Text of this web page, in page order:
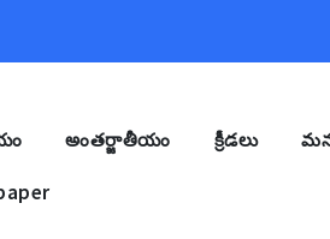
అంతర్జాతీయం క్రీడలు